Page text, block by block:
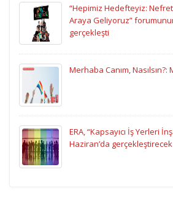
“Hepimiz Hedefteyiz: Nefret
Araya Geliyoruz”
gerçekleşti
Merhaba Canım,
ERA, “Kapsayıcı İş Yerleri
Haziran’da gerçekleştirecek